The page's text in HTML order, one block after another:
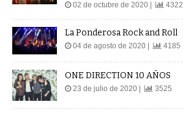
02 de octubre de 2020 | 4322
La Ponderosa Rock and Roll
04 de agosto de 2020 | 4185
ONE DIRECTION 10 AÑOS
23 de julio de 2020 | 3525